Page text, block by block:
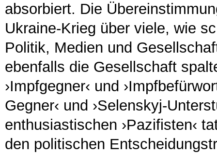
absorbiert. Die
Ukraine-Krieg über viele, wie
Politik, Medien und
ebenfalls die Gesellschaft
›Impfgegner‹ und
Gegner‹ und ›Selenskyj-
enthusiastischen ›Pazifisten‹
den politischen